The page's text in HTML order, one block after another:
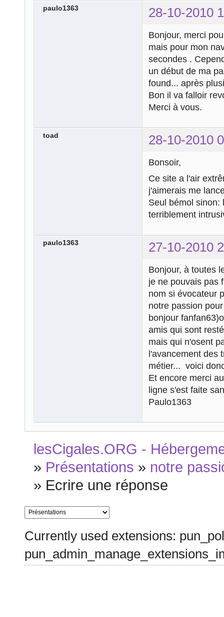
paulo1363 28-10-2010
Bonjour, merci
mais pour mon
secondes .
un début de ma
found... après
Bon il va falloir
Merci à vous.
toad 28-10-2010
Bonsoir,
Ce site a l'air
j'aimerais me
Seul bémol sinon:
terriblement
paulo1363 27-10-2010
Bonjour, à toutes
je ne pouvais pas
nom si évocateur
notre passion
bonjour
amis qui sont
mais qui n'osent
l'avancement des
métier... voici
Et encore merci
ligne s'est faite
Paulo1363
lesCigales.ORG -
» Présentations » notre
» Ecrire une réponse
Currently used extensions: